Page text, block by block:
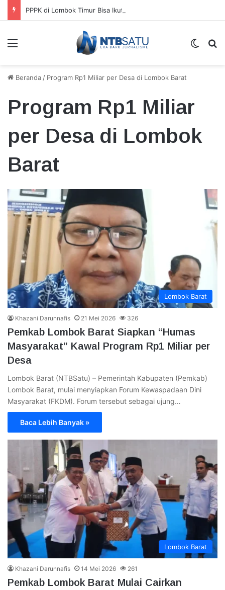
Menu
Beranda / Program Rp1 Miliar per Desa di Lombok Barat
Program Rp1 Miliar
per Desa di Lombok
Barat
Lombok Barat
Khazani Darunnafis 21 Mei 2026 326
Pemkab Lombok Barat Siapkan “Humas
Masyarakat” Kawal Program Rp1 Miliar per
Desa
Lombok Barat (NTBSatu) – Pemerintah Kabupaten (Pemkab)
Lombok Barat, mulai menyiapkan Forum Kewaspadaan Dini
Masyarakat (FKDM). Forum tersebut sebagai ujung…
Baca Lebih Banyak »
Lombok Barat
Khazani Darunnafis 14 Mei 2026 261
Pemkab Lombok Barat Mulai Cairkan